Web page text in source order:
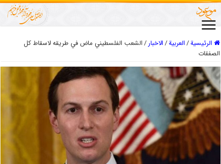
الرئيسية/العربیة/الاخبار/الشعب الفلسطيني ماض في طريقه لاسقاط كل
الصفقات